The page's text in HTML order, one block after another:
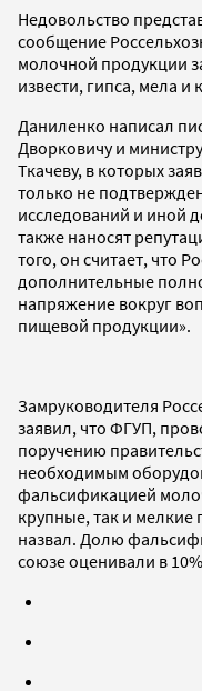
Недовольство
сообщение
молочной продукции
извести, гипса, мела и
Даниленко написал
Дворковичу и
Ткачеву, в которых
только не
исследований и иной
также наносят
того, он считает, что
дополнительные
напряжение вокруг
пищевой продукции».
Замруководителя
заявил, что ФГУП,
поручению
необходимым
фальсификацией
крупные, так и мелкие
назвал. Долю
союзе оценивали в